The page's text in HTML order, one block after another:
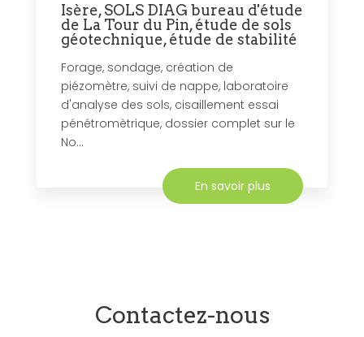
Isère, SOLS DIAG bureau d'étude
de La Tour du Pin, étude de sols
géotechnique, étude de stabilité
Forage, sondage, création de
piézomètre, suivi de nappe, laboratoire
d'analyse des sols, cisaillement essai
pénétromètrique, dossier complet sur le
No...
En savoir plus
Contactez-nous